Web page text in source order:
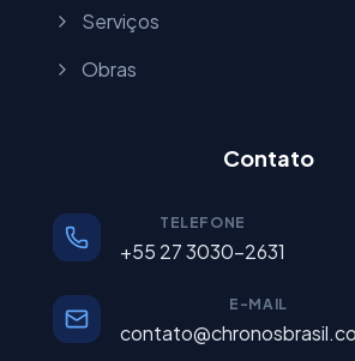
Serviços
Obras
Contato
TELEFONE
+55 27 3030-2631
E-MAIL